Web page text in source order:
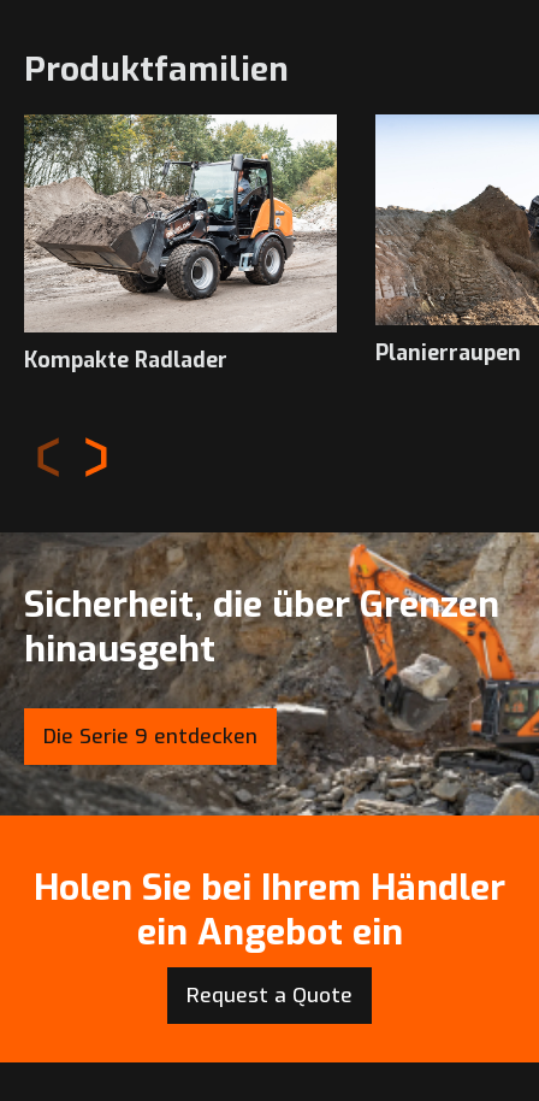
Produktfamilien
Kompakte Radlader Planierraupen
Sicherheit, die über Grenzen
hinausgeht
Die Serie 9 entdecken
Holen Sie bei Ihrem Händler
ein Angebot ein
Request a Quote